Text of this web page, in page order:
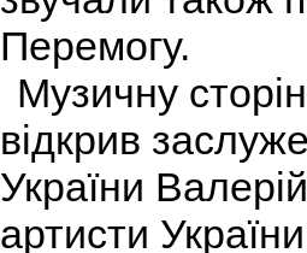
Перемогу.
Музичну
відкрив
України
артисти